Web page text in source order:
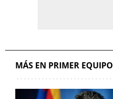
MÁS EN PRIMER EQUIPO